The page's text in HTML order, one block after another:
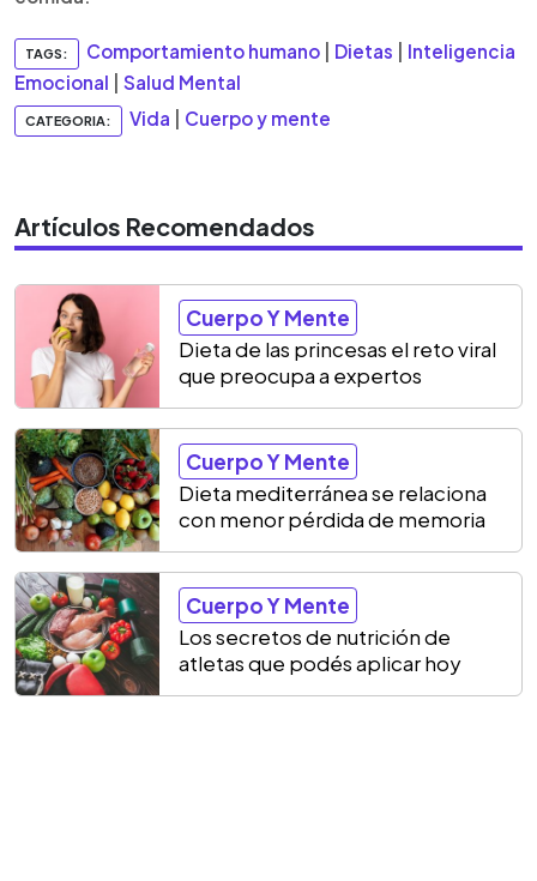
TAGS: Comportamiento humano Dietas
Inteligencia
Emocional
Salud Mental
CATEGORIA: Vida Cuerpo y mente
Artículos Recomendados
Cuerpo Y Mente
Dieta de las princesas el reto viral
que preocupa a expertos
Cuerpo Y Mente
Dieta mediterránea se relaciona
con menor pérdida de memoria
Cuerpo Y Mente
Los secretos de nutrición de
atletas que podés aplicar hoy